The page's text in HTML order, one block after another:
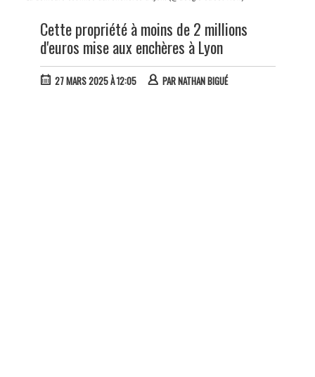
Cette propriété à moins de 2 millions
d'euros mise aux enchères à Lyon
27 MARS 2025 À 12:05 PARNATHAN BIGUÉ